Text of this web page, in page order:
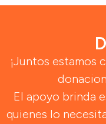
¡Juntos estamos
El apoyo brinda
quienes lo